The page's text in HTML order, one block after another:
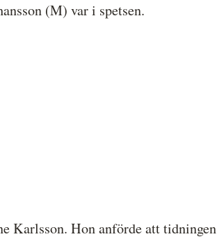
(M) var i spetsen.
Karlsson. Hon anförde att tidningen